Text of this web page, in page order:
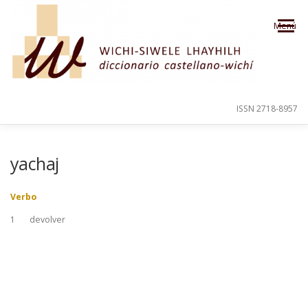
Saltar al contenido
Menú
ORDEN ALFABÉTICO
ISSN 2718-8957
yachaj
Verbo
1
devolver